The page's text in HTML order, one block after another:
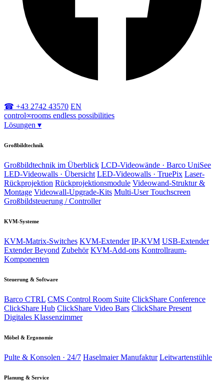
☎ +43 2742 43570 EN
control∞rooms endless possibilities
Lösungen ▾
Großbildtechnik
Großbildtechnik im Überblick LCD-Videowände · Barco UniSee
LED-Videowalls · Übersicht LED-Videowalls · TruePix Laser-
Rückprojektion Rückprojektionsmodule Videowand-Struktur &
Montage Videowall-Upgrade-Kits Multi-User Touchscreen
Großbildsteuerung / Controller
KVM-Systeme
KVM-Matrix-Switches KVM-Extender IP-KVM USB-Extender
Extender Beyond Zubehör KVM-Add-ons Kontrollraum-
Komponenten
Steuerung & Software
Barco CTRL CMS Control Room Suite ClickShare Conference
ClickShare Hub ClickShare Video Bars ClickShare Present
Digitales Klassenzimmer
Möbel & Ergonomie
Pulte & Konsolen · 24/7 Haselmaier Manufaktur Leitwartenstühle
Planung & Service